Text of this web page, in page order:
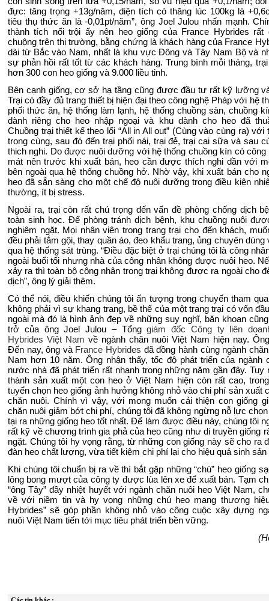
đực: tăng trọng +13g/năm, diện tích có thăng lúc 100kg là
tiêu thụ thức ăn là -0,01pt/năm”, ông Joel Julou nhấn mạnh.
thành tích nổi trội ấy nên heo giống của France Hybrides
chuộng trên thị trường, bằng chứng là khách hàng của France
dài từ Bắc vào Nam, nhất là khu vực Đông và Tây Nam Bộ và
sự phản hồi rất tốt từ các khách hàng. Trung bình mỗi tháng,
hơn 300 con heo giống và 9.000 liều tinh.
Bên cạnh giống, cơ sở hạ tầng cũng được đầu tư rất kỹ lưỡng
Trại có đầy đủ trang thiết bị hiện đại theo công nghệ Pháp với hệ
phối thức ăn, hệ thống làm lạnh, hệ thống chuồng sàn, chuồng
dành riêng cho heo nhập ngoại và khu dành cho heo đã
Chuồng trại thiết kế theo lối “All in All out” (Cùng vào cùng ra) với
trong cùng, sau đó đến trại phối nái, trại đẻ, trại cai sữa và sau
thich nghi. Do được nuôi dưỡng với hệ thống chuồng kín có công
mát nên trước khi xuất bán, heo cần được thích nghi dần với
bên ngoài qua hệ thống chuồng hở. Nhờ vậy, khi xuất bán cho
heo đã sẵn sàng cho một chế độ nuôi dưỡng trong điều kiện
thường, ít bị stress.
Ngoài ra, trại còn rất chú trọng đến vấn đề phòng chống dịch
toàn sinh học.Để phòng tránh dịch bệnh, khu chuồng nuôi
nghiêm ngặt. Mọi nhân viên trong trang trại cho đến khách,
đều phải tắm gội, thay quần áo, đeo khẩu trang, ủng chuyên dùng
qua hệ thống sát trùng. “Điều đặc biệt ở trại chúng tôi là công
ngoài buổi tối nhưng nhà của công nhân không được nuôi heo.
xảy ra thì toàn bộ công nhân trong trại không được ra ngoài cho
dịch”, ông lý giải thêm.
Có thể nói, điều khiến chúng tôi ấn tượng trong chuyến tham
không phải vì sự khang trang, bề thế của một trang trại có vốn
ngoài mà đó là hình ảnh đẹp về những suy nghĩ, băn khoan
trở của ôngJoel Julou – Tổnggiám đốc Công ty liên
Hybrides Việt Nam về ngành chăn nuôi Việt Nam hiện nay.
Đến nay, ông và France Hybrides đã đồng hành cùng ngành
Nam hơn 10 năm. Ông nhận thấy, tốc độ phát triển của ngành
nước nhà đã phát triển rất nhanh trong những năm gần đây. Tuy
thành sản xuất một con heo ở Việt Nam hiện còn rất cao,
tuyển chọn heo giống ảnh hưởng không nhỏ vào chi phí sản xuất
chăn nuôi. Chính vì vậy, với mong muốn cải thiện con giống
chăn nuôi giảm bớt chi phí, chúng tôi đã không ngừng nỗ lực
tại ra những giống heo tốt nhất. Để làm được điều này, chúng tôi
rất kỹ về chương trình gia phả của heo cũng như di truyền giống
ngặt. Chúng tôi hy vọng rằng, từ những con giống này sẽ cho ra
đàn heo chất lượng, vừa tiết kiệm chi phí lại cho hiệu quả sinh sản
Khi chúng tôi chuẩn bị ra về thì bắt gặp những “chú” heo giống
lông bong mượt của công ty được lùa lên xe để xuất bán. Tạm
“ông Tây” đầy nhiệt huyết với ngành chăn nuôi heo Việt Nam,
về với niềm tin và hy vọng những chú heo mang thương
Hybrides” sẽ góp phần không nhỏ vào công cuộc xây dựng
nuôi Việt Nam tiến tới mục tiêu phát triển bền vững.